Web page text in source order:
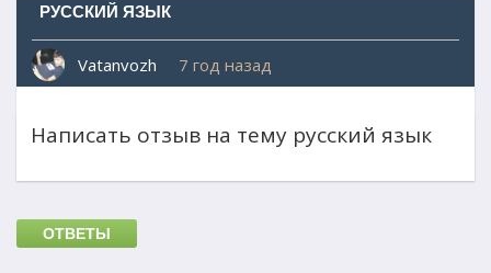
РУССКИЙ ЯЗЫК
Vatanvozh 7 год назад
Написать отзыв на тему русский язык
ОТВЕТЫ